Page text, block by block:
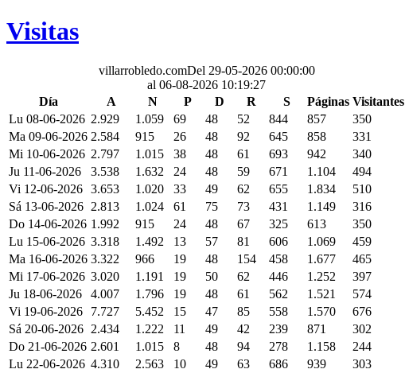
Visitas
villarrobledo.comDel 29-05-2026 00:00:00
al 06-08-2026 10:19:27
Día
A N P D R S Páginas Visitantes
Lu 08-06-2026 2.929 1.059 69 48 52 844 857
350
Ma 09-06-2026 2.584 915 26 48 92 645 858
331
Mi 10-06-2026 2.797 1.015 38 48 61 693 942
340
Ju 11-06-2026
3.538 1.632 24 48 59 671 1.104
494
Vi 12-06-2026 3.653 1.020 33 49 62 655 1.834
510
Sá 13-06-2026 2.813 1.024 61 75 73 431 1.149
316
Do 14-06-2026 1.992 915 24 48 67 325 613
350
Lu 15-06-2026 3.318 1.492 13 57 81 606 1.069
459
Ma 16-06-2026 3.322 966 19 48 154 458 1.677
465
Mi 17-06-2026 3.020 1.191 19 50 62 446 1.252
397
Ju 18-06-2026
4.007 1.796 19 48 61 562 1.521
574
Vi 19-06-2026
7.727 5.452 15 47 85 558 1.570
676
Sá 20-06-2026 2.434 1.222 11 49 42 239 871
302
Do 21-06-2026 2.601 1.015 8 48 94 278 1.158
244
Lu 22-06-2026 4.310 2.563 10 49 63 686 939
303